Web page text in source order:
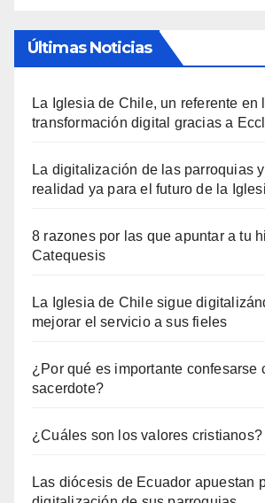
Últimas Noticias
La Iglesia de Chile, un referente en
transformación digital gracias a
La digitalización de las parroquias
realidad ya para el futuro de la
8 razones por las que apuntar a tu
Catequesis
La Iglesia de Chile sigue
mejorar el servicio a sus fieles
¿Por qué es importante confesarse
sacerdote?
¿Cuáles son los valores cristianos?
Las diócesis de Ecuador apuestan